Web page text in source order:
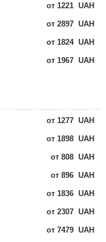
от 1221 UAH
от 2897 UAH
от 1824 UAH
от 1967 UAH
от 1277 UAH
от 1898 UAH
от 808 UAH
от 896 UAH
от 1836 UAH
от 2307 UAH
от 7479 UAH